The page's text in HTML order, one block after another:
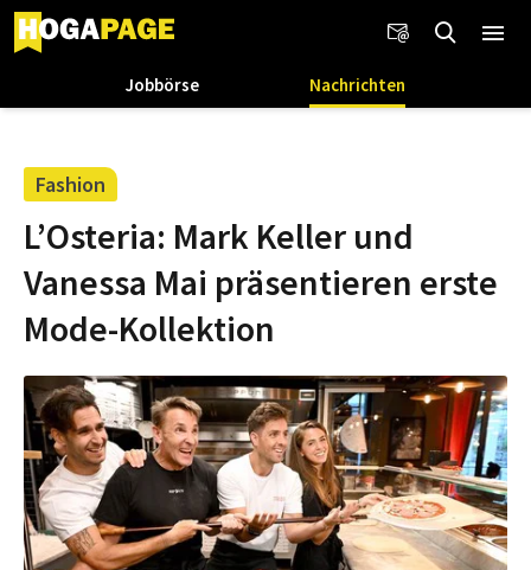
Jobbörse Nachrichten
Fashion
L’Osteria: Mark Keller und
Vanessa Mai präsentieren erste
Mode-Kollektion